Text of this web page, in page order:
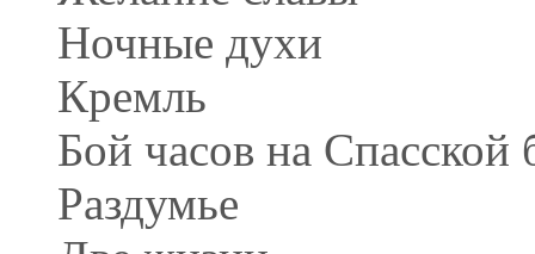
Ночные духи
Кремль
Бой часов на Спасской
Раздумье